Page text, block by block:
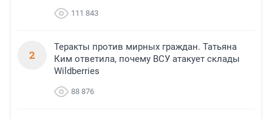
111 843
2
Теракты против мирных граждан. Татьяна
Ким ответила, почему ВСУ атакует склады
Wildberries
88 876